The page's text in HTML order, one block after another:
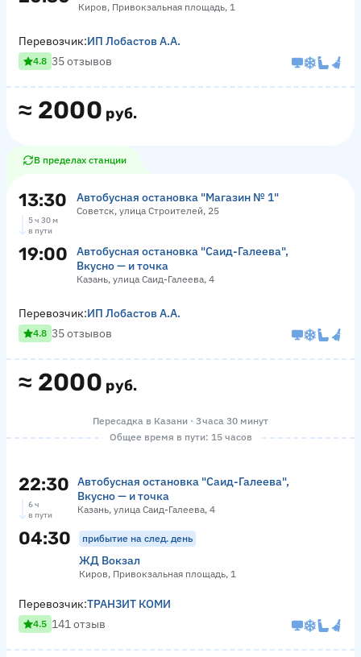
Киров, Привокзальная площадь, 1
≈ 2000 руб.
Перевозчик:ИП Лобастов А.А.
4.8 35 отзывов
В пределах станции
13:30 Автобусная остановка "Магазин № 1"
Советск, улица Строителей, 25
5 ч 30 м
в пути
19:00
Автобусная остановка "Саид-Галеева",
Вкусно — и точка
Казань, улица Саид-Галеева, 4
≈ 2000 руб.
Перевозчик:ИП Лобастов А.А.
4.8 35 отзывов
Пересадка в Казани · 3 часа 30 минут
Общее время в пути: 15 часов
22:30
Автобусная остановка "Саид-Галеева",
Вкусно — и точка
Казань, улица Саид-Галеева, 4
6 ч
в пути
04:30 прибытие на след. день
ЖД Вокзал
Киров, Привокзальная площадь, 1
Перевозчик:ТРАНЗИТ КОМИ
4.5 141 отзыв